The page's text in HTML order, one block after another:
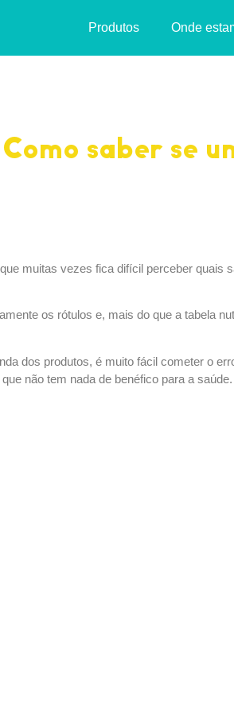
Produtos Onde
saber se
muitas vezes fica difícil perceber quais
os rótulos e, mais do que a tabela
dos produtos, é muito fácil cometer o
não tem nada de benéfico para a saúde.